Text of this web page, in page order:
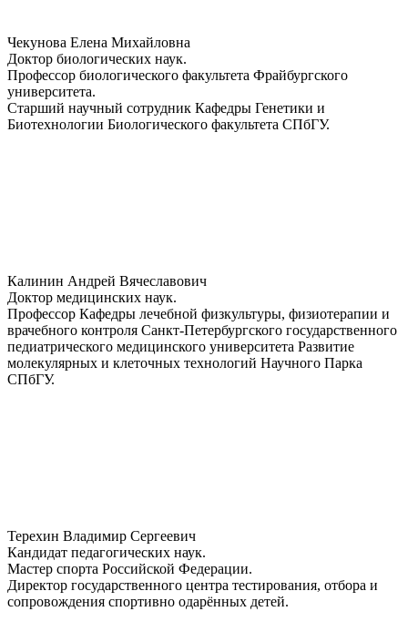
Чекунова Елена Михайловна
Доктор биологических наук.
Профессор биологического факультета Фрайбургского
университета.
Старший научный сотрудник Кафедры Генетики и
Биотехнологии Биологического факультета СПбГУ.
Калинин Андрей Вячеславович
Доктор медицинских наук.
Профессор Кафедры лечебной физкультуры, физиотерапии и
врачебного контроля Санкт-Петербургского государственного
педиатрического медицинского университета Развитие
молекулярных и клеточных технологий Научного Парка
СПбГУ.
Терехин Владимир Сергеевич
Кандидат педагогических наук.
Мастер спорта Российской Федерации.
Директор государственного центра тестирования, отбора и
сопровождения спортивно одарённых детей.